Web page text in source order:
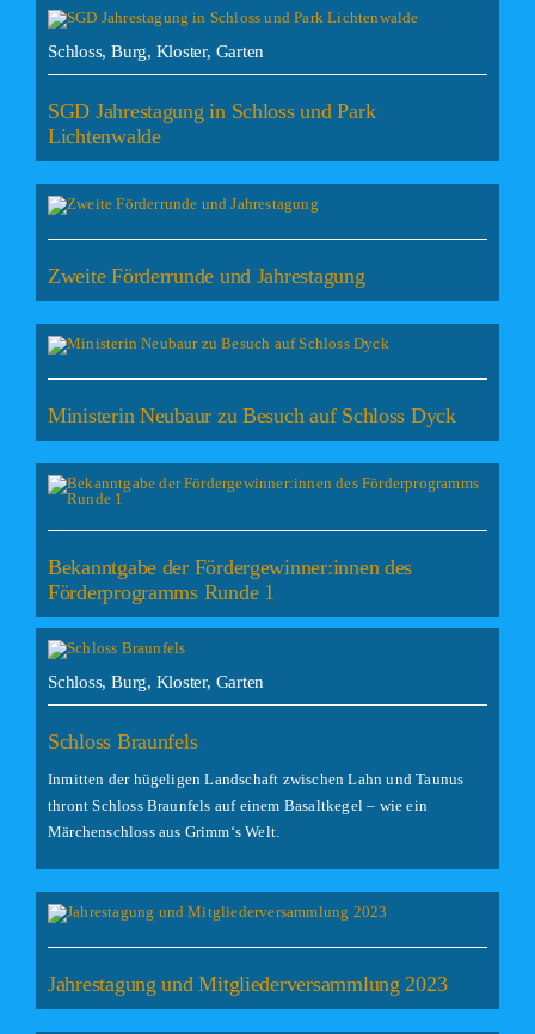
Schloss, Burg, Kloster, Garten
SGD Jahrestagung in Schloss und Park
Lichtenwalde
Zweite Förderrunde und Jahrestagung
Ministerin Neubaur zu Besuch auf Schloss Dyck
Bekanntgabe der Fördergewinner:innen des
Förderprogramms Runde 1
Schloss, Burg, Kloster, Garten
Schloss Braunfels
Inmitten der hügeligen Landschaft zwischen Lahn und Taunus
thront Schloss Braunfels auf einem Basaltkegel – wie ein
Märchenschloss aus Grimm‘s Welt.
Jahrestagung und Mitgliederversammlung 2023